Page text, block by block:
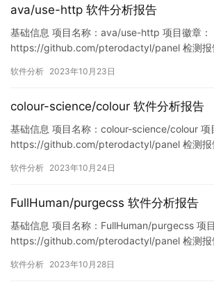
ava/use-http 软件分析报告
基础信息 项目名称：ava/use-http 项目徽章：
https://github.com/pterodactyl/panel 检测报
2064/1716121565807820800 此报告由
软件分析 2023年10月23日
colour-science/colour 软件分析报告
基础信息 项目名称：colour-science/colour 项
https://github.com/pterodactyl/panel 检测报
47424/1716804360662204416 此报告由
软件分析 2023年10月24日
FullHuman/purgecss 软件分析报告
基础信息 项目名称：FullHuman/purgecss 项
https://github.com/pterodactyl/panel 检测报
58368/1718007388703424512 此报告由
软件分析 2023年10月28日